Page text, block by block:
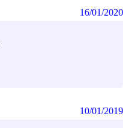
16/01/2020
10/01/2019